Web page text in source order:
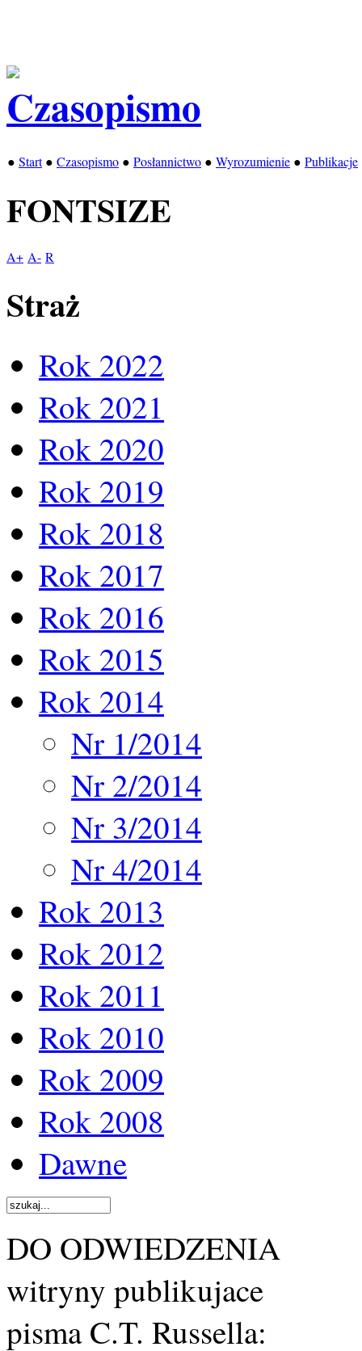
● Start● Czasopismo ● Posłannictwo ● Wyrozumienie ● Publikacje
FONTSIZE
A+ A- R
Straż
Rok 2022
Rok 2021
Rok 2020
Rok 2019
Rok 2018
Rok 2017
Rok 2016
Rok 2015
Rok 2014
Nr 1/2014
Nr 2/2014
Nr 3/2014
Nr 4/2014
Rok 2013
Rok 2012
Rok 2011
Rok 2010
Rok 2009
Rok 2008
Dawne
DO ODWIEDZENIA
witryny publikujace
pisma C.T. Russella: